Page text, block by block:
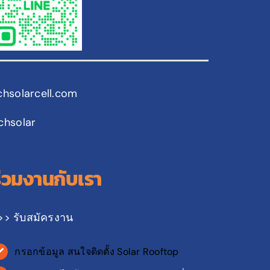
มงานกับเรา
รับสมัครงาน
กรอกข้อมูล สนใจติดตั้ง Solar Rooftop